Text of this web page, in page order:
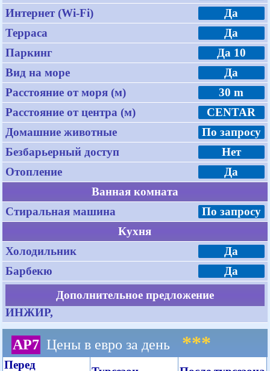
Интернет (Wi-Fi)
Да
Терраса
Да
Паркинг
Да 10
Вид на море
Да
Расстояние от моря (м)
30 m
Расстояние от центра (м)
CENTAR
Домашние животные
По запросу
Безбарьерный доступ
Нет
Отопление
Да
Ванная комната
Стиральная машина
По запросу
Кухня
Холодильник
Да
Барбекю
Да
Дополнительное предложение
ИНЖИР,
AP7 Цены в евро за день ***
Перед